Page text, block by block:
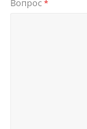
Вопрос*